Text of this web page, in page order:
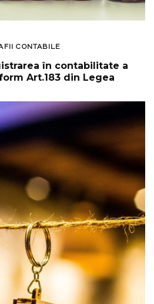
CONTABILE
în contabilitate a
Art.183 din Legea